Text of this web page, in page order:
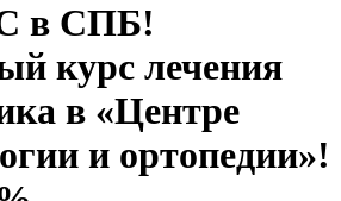
в СПБ!
курс лечения
в «Центре
и ортопедии»!